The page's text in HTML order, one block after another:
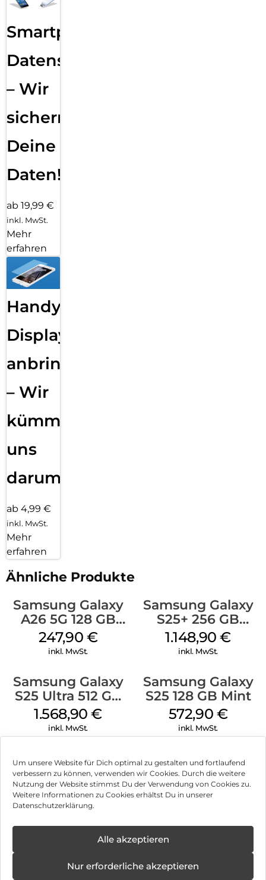
Um unsere Website für Dich optimal zu gestalten und fortlaufend
verbessern zu können, verwenden wir Cookies. Durch die weitere
Nutzung der Website stimmst Du der Verwendung von Cookies zu.
Weitere Informationen zu Cookies erhältst Du in unserer
Datenschutzerklärung.
Alle akzeptieren
Nur erforderliche akzeptieren
Smartphone
Datensicherung
– Wir
sichern
Deine
Daten!
ab 19,99 €
inkl. MwSt.
Mehr
erfahren
Handy
Displayfolie
anbringen
– Wir
kümmern
uns
darum!
ab 4,99 €
inkl. MwSt.
Mehr
erfahren
Ähnliche Produkte
Samsung Galaxy
A26 5G 128 GB
Black
247,90 €
inkl. MwSt.
Samsung Galaxy
S25+ 256 GB
Icyblue
1.148,90€
inkl. MwSt.
Samsung Galaxy
S25 Ultra 512 GB
Titanium Gray
1.568,90€
inkl. MwSt.
Samsung Galaxy
S25 128 GB Mint
572,90 €
inkl. MwSt.
Samsung Galaxy
A16 LTE 128 GB
Black
130,90€
inkl. MwSt.
Samsung Galaxy
S25 Ultra 1TB
Titanium Black
1.808,90€
Doro Leva L10
110,90€
Nothing Phone
(3a) 256 GB Black
378,90